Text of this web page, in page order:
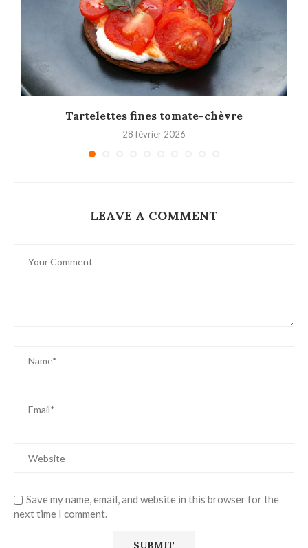
Tartelettes fines tomate-chèvre
28 février 2026
LEAVE A COMMENT
Save my name, email, and website in this browser for the
next time I comment.